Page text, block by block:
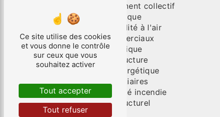
Organisme de placement collectif
Génie électrique
Test de perméabilité à l'air
Bâtiment commerciaux
Génie climatique
Études de structure
Performance énergétique
Bâtiments tertiaires
Système de sécurité incendie
Diagnostic structurel
Ce site utilise des cookies
et vous donne le contrôle
sur ceux que vous
souhaitez activer
Tout accepter
Tout refuser